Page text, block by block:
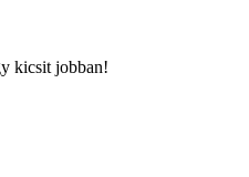
kicsit jobban!